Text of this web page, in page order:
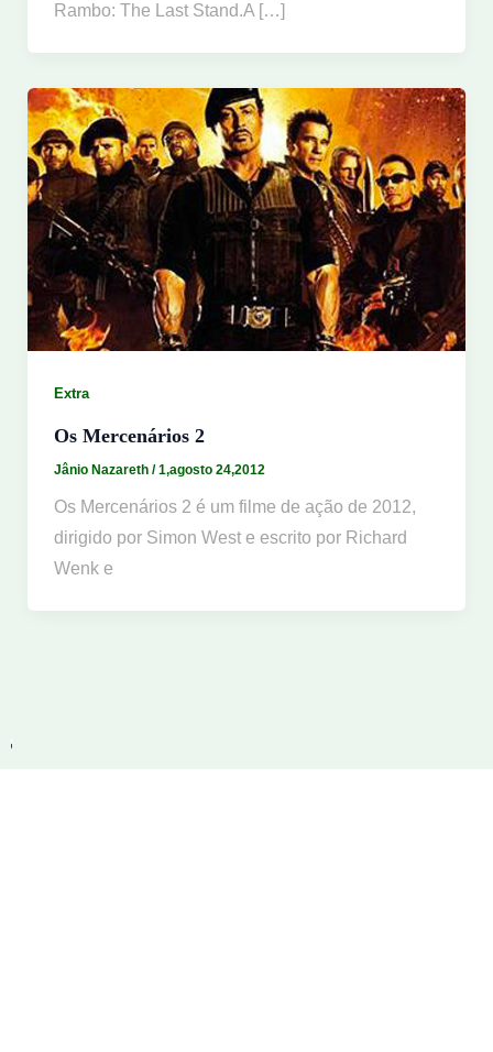
Rambo: The Last Stand.A […]
Extra
Os Mercenários 2
Jânio Nazareth /1,agosto 24,2012
Os Mercenários 2 é um filme de ação de 2012,
dirigido por Simon West e escrito por Richard
Wenk e